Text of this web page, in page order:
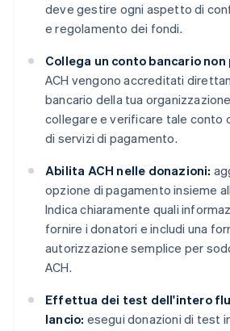
deve gestire ogni aspetto di
e regolamento dei fondi.
Collega un conto bancario
ACH vengono accreditati
bancario della tua
collegare e verificare tale conto
di servizi di pagamento.
Abilita ACH nelle donazioni:
opzione di pagamento insieme
Indica chiaramente quali
fornire i donatori e includi una
autorizzazione semplice per
ACH.
Effettua dei test dell'intero
lancio: esegui donazioni di test